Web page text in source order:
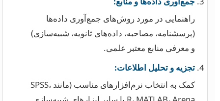
راهنمایی در مورد روش‌های جمع‌آوری داده‌ها
(پرسشنامه، مصاحبه، داده‌های ثانویه، شبیه‌سازی)
و معرفی منابع معتبر علمی.
تجزیه و تحلیل اطلاعات:
کمک به انتخاب نرم‌افزارهای مناسب (مانند SPSS،